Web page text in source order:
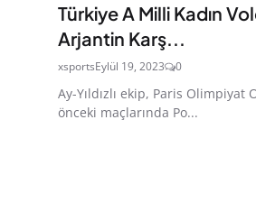
Türkiye A Milli Kadın
Arjantin Karş...
xsportsEylül 19, 2023 0
Ay-Yıldızlı ekip, Paris Olimpiyat
önceki maçlarında Po...